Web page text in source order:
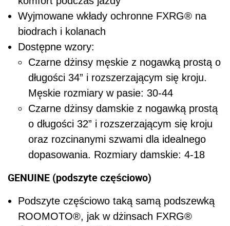
Wyjmowane wkłady ochronne FXRG® na
biodrach i kolanach
Dostępne wzory:
Czarne dżinsy męskie z nogawką prostą o
długości 34” i rozszerzającym się kroju.
Męskie rozmiary w pasie: 30-44
Czarne dżinsy damskie z nogawką prostą
o długości 32” i rozszerzającym się kroju
oraz rozcinanymi szwami dla idealnego
dopasowania. Rozmiary damskie: 4-18
GENUINE (podszyte częściowo)
Podszyte częściowo taką samą podszewką
ROOMOTO®, jak w dżinsach FXRG®